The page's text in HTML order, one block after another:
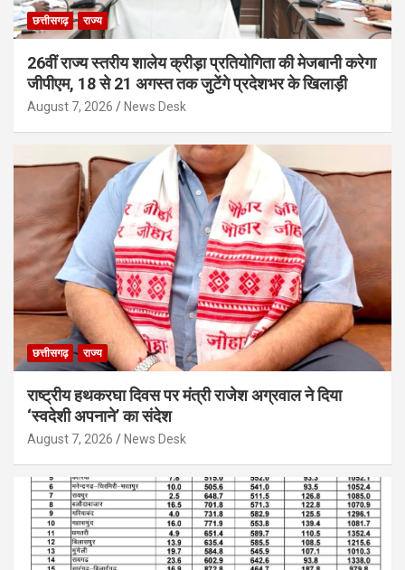
छत्तीसगढ़ राज्य
26वीं राज्य स्तरीय शालेय क्रीड़ा प्रतियोगिता की मेजबानी करेगा
जीपीएम, 18 से 21 अगस्त तक जुटेंगे प्रदेशभर के खिलाड़ी
August 7, 2026 News Desk
छत्तीसगढ़ राज्य
राष्ट्रीय हथकरघा दिवस पर मंत्री राजेश अग्रवाल ने दिया
‘स्वदेशी अपनाने’ का संदेश
August 7, 2026 News Desk